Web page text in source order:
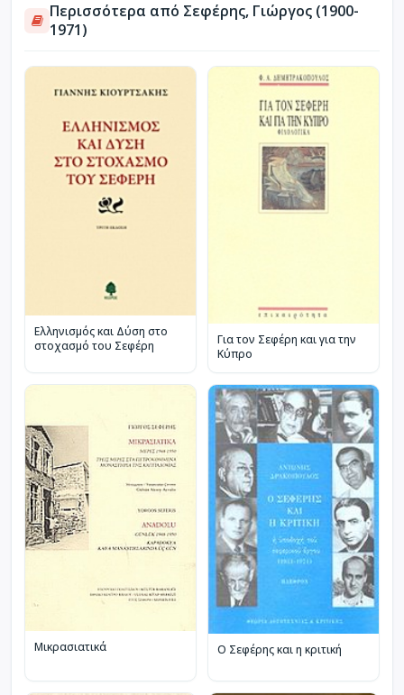
Περισσότερα από Σεφέρης, Γιώργος (1900-
1971)
Ελληνισμός και Δύση στο
στοχασμό του Σεφέρη
Για τον Σεφέρη και για την
Κύπρο
Μικρασιατικά Ο Σεφέρης και η κριτική